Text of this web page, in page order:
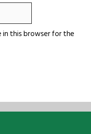
in this browser for the